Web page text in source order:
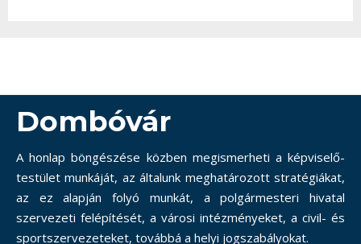
Dombóvár
A honlap böngészése közben megismerheti a képviselő-
testület munkáját, az általunk meghatározott stratégiákat,
az ez alapján folyó munkát, a polgármesteri hivatal
szervezeti felépítését, a városi intézményeket, a civil- és
sportszervezeteket, továbbá a helyi jogszabályokat.